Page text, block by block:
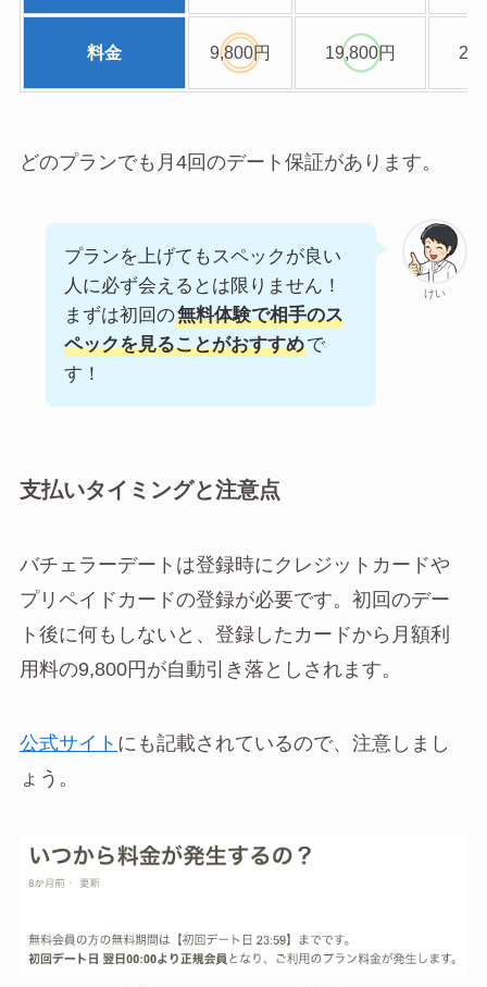
料金 9,800円 19,800円
どのプランでも月4回のデート保証があります。
けい
プランを上げてもスペックが良い
人に必ず会えるとは限りません！
まずは初回の無料体験で相手のス
ペックを見ることがおすすめで
す！
支払いタイミングと注意点
バチェラーデートは登録時にクレジットカードや
プリペイドカードの登録が必要です。初回のデー
ト後に何もしないと、登録したカードから月額利
用料の9,800円が自動引き落としされます。
公式サイト にも記載されているので、注意しまし
ょう。